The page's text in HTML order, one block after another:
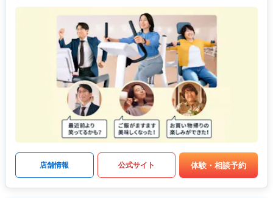
店舗情報 公式サイト 体験・相談予約